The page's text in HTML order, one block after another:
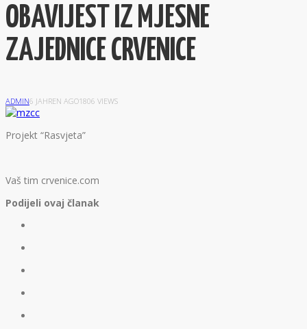
OBAVIJEST IZ MJESNE
ZAJEDNICE CRVENICE
ADMIN6 JAHREN AGO1806 VIEWS
Projekt “Rasvjeta”
Vaš tim crvenice.com
Podijeli ovaj članak